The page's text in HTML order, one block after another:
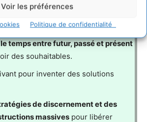
Voir les préférences
Politique de confidentialité
singulière au cœur
temps entre futur, passé et présent
des souhaitables.
pour inventer des solutions
de discernement et des
massives pour libérer